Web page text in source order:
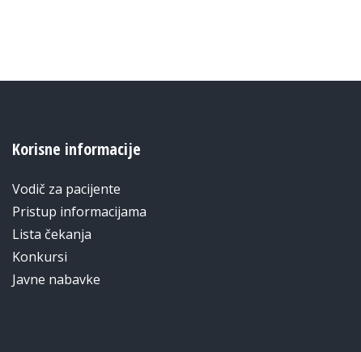
Korisne informacije
Vodič za pacijente
Pristup informacijama
Lista čekanja
Konkursi
Javne nabavke